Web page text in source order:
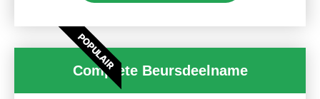
POPULAIR
Complete Beursdeelname